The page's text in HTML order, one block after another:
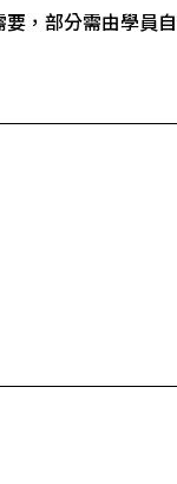
，部分需由學員